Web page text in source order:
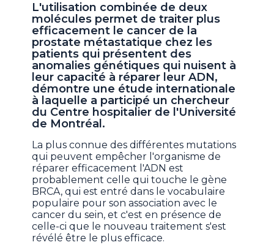
L'utilisation combinée de deux
molécules permet de traiter plus
efficacement le cancer de la
prostate métastatique chez les
patients qui présentent des
anomalies génétiques qui nuisent à
leur capacité à réparer leur ADN,
démontre une étude internationale
à laquelle a participé un chercheur
du Centre hospitalier de l'Université
de Montréal.
La plus connue des différentes mutations
qui peuvent empêcher l'organisme de
réparer efficacement l'ADN est
probablement celle qui touche le gène
BRCA, qui est entré dans le vocabulaire
populaire pour son association avec le
cancer du sein, et c'est en présence de
celle-ci que le nouveau traitement s'est
révélé être le plus efficace.